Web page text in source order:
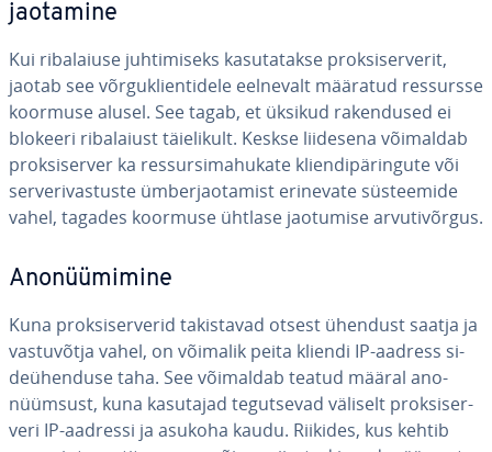
jaotamine
Kui ri­ba­laiuse juh­ti­miseks ka­su­ta­takse prok­si­ser­ve­rit,
jaotab see võr­guk­lien­ti­dele eelnevalt määratud ressursse
koormuse alusel. See tagab, et üksikud ra­ken­dused ei
blokeeri ri­ba­laiust täie­li­kult. Keskse liidesena võimaldab
prok­si­ser­ver ka res­sur­si­ma­hu­kate klien­di­pä­rin­gute või
ser­ve­ri­vas­tuste üm­ber­jao­ta­mist erinevate süs­teemide
vahel, tagades koormuse ühtlase jaotumise ar­vu­ti­võr­gus.
Ano­nüü­mi­mine
Kuna prok­si­ser­ve­rid ta­kis­ta­vad otsest ühendust saatja ja
vas­tu­võtja vahel, on võimalik peita kliendi IP-aadress si­
de­ühen­duse taha. See võimaldab teatud määral ano­
nüüm­sust, kuna kasutajad te­gut­se­vad väliselt prok­si­ser­
veri IP-aadressi ja asukoha kaudu. Riikides, kus kehtib